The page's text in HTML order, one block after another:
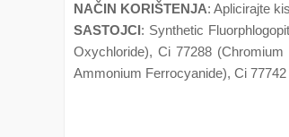
NAČIN KORIŠTENJA: Aplicirajte
SASTOJCI: Synthetic
Oxychloride), Ci 77288
Ammonium Ferrocyanide), Ci